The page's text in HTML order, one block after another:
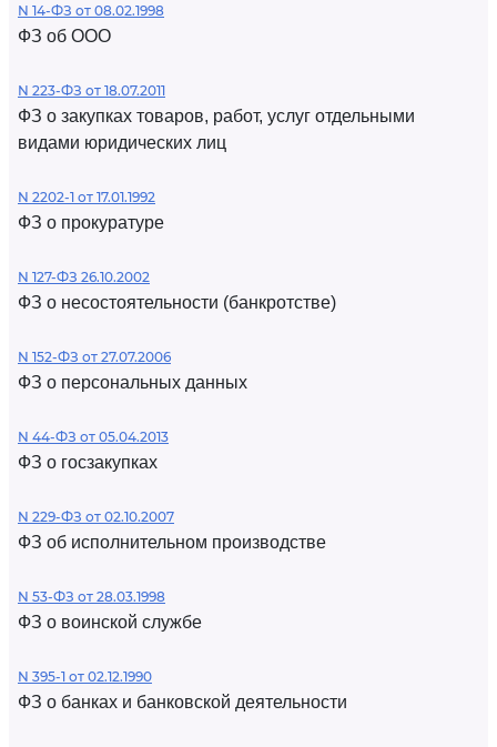
N 14-ФЗ от 08.02.1998
ФЗ об ООО
N 223-ФЗ от 18.07.2011
ФЗ о закупках товаров, работ, услуг отдельными
видами юридических лиц
N 2202-1 от 17.01.1992
ФЗ о прокуратуре
N 127-ФЗ 26.10.2002
ФЗ о несостоятельности (банкротстве)
N 152-ФЗ от 27.07.2006
ФЗ о персональных данных
N 44-ФЗ от 05.04.2013
ФЗ о госзакупках
N 229-ФЗ от 02.10.2007
ФЗ об исполнительном производстве
N 53-ФЗ от 28.03.1998
ФЗ о воинской службе
N 395-1 от 02.12.1990
ФЗ о банках и банковской деятельности